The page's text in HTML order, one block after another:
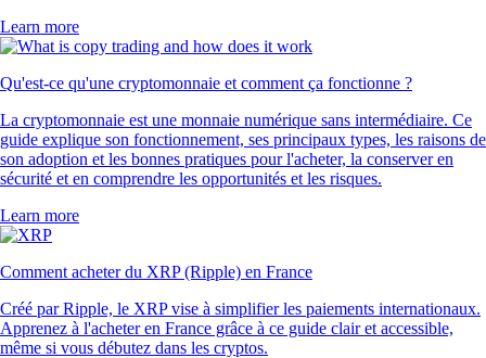
Learn more
Qu'est-ce qu'une cryptomonnaie et comment ça fonctionne ?
La cryptomonnaie est une monnaie numérique sans intermédiaire. Ce
guide explique son fonctionnement, ses principaux types, les raisons de
son adoption et les bonnes pratiques pour l'acheter, la conserver en
sécurité et en comprendre les opportunités et les risques.
Learn more
Comment acheter du XRP (Ripple) en France
Créé par Ripple, le XRP vise à simplifier les paiements internationaux.
Apprenez à l'acheter en France grâce à ce guide clair et accessible,
même si vous débutez dans les cryptos.